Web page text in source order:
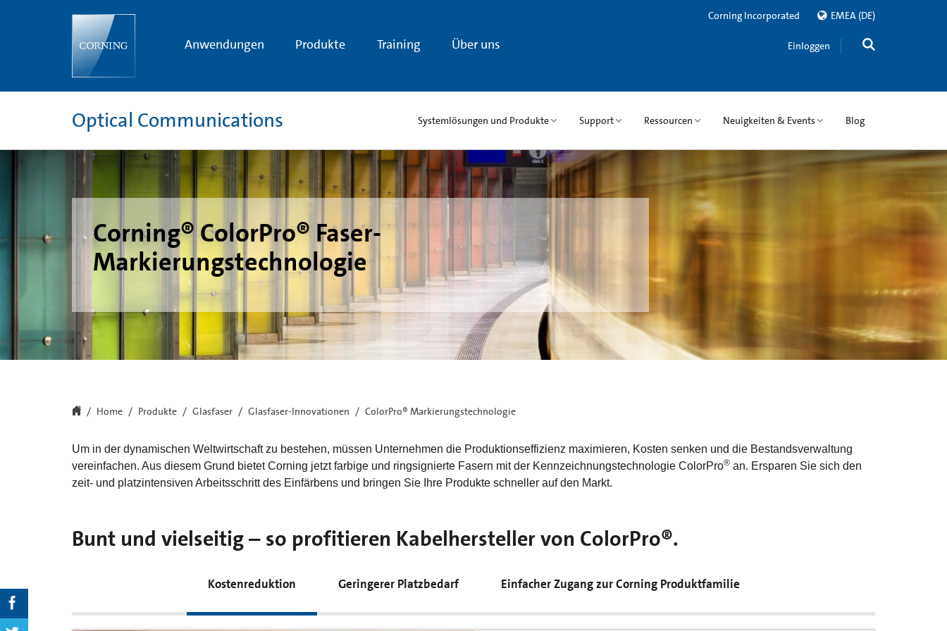
Markierungstechnologie
Anwendungen Produkte Training Über uns
Corning Incorporated EMEA (DE)
Einloggen
Optical Communications Systemlösungen und Produkte Support Ressourcen Neuigkeiten & Events Blog
Corning® ColorPro® Faser-
Markierungstechnologie
Home Produkte Glasfaser Glasfaser-Innovationen ColorPro® Markierungstechnologie
Um in der dynamischen Weltwirtschaft zu bestehen, müssen Unternehmen die Produktionseffizienz maximieren, Kosten senken und die Bestandsverwaltung
vereinfachen. Aus diesem Grund bietet Corning jetzt farbige und ringsignierte Fasern mit der Kennzeichnungstechnologie ColorPro® an. Ersparen Sie sich den
zeit- und platzintensiven Arbeitsschritt des Einfärbens und bringen Sie Ihre Produkte schneller auf den Markt.
Bunt und vielseitig – so profitieren Kabelhersteller von ColorPro®.
Kostenreduktion Geringerer Platzbedarf Einfacher Zugang zur Corning Produktfamilie